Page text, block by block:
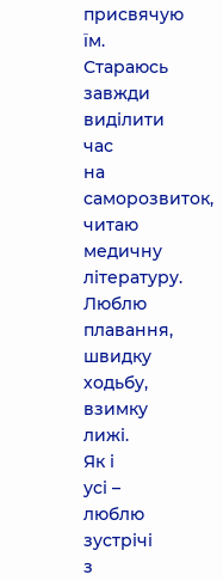
присвячую
їм.
Стараюсь
завжди
виділити
час
на
саморозвиток,
читаю
медичну
літературу.
Люблю
плавання,
швидку
ходьбу,
взимку
лижі.
Як і
усі –
люблю
зустрічі
з